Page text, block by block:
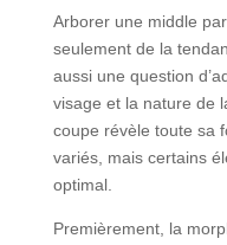
Arborer une middle
seulement de la
aussi une question
visage et la nature de
coupe révèle toute sa
variés, mais certains
optimal.
Premièrement, la